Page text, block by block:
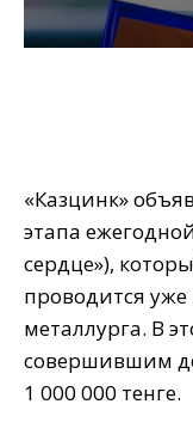
«Казцинк»
этапа
сердце»),
проводится
металлурга. В
совершившим
1 000 000 тенге.